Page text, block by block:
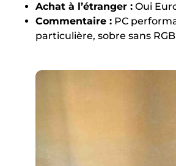
Achat à l’étranger : Oui
Commentaire : PC
particulière, sobre sans RGB